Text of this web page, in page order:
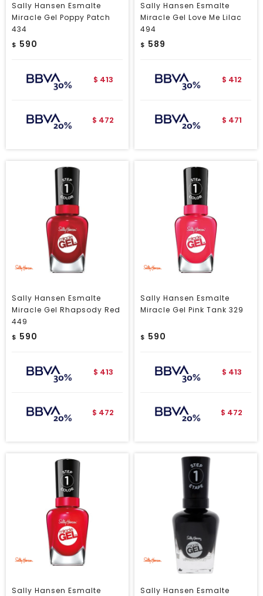
Sally Hansen Esmalte
Miracle Gel Poppy Patch
434
$ 590
$ 413
$ 472
Sally Hansen Esmalte
Miracle Gel Love Me Lilac
494
$ 589
$ 412
$ 471
Sally Hansen Esmalte
Miracle Gel Rhapsody Red
449
$ 590
$ 413
$ 472
Sally Hansen Esmalte
Miracle Gel Pink Tank 329
$ 590
$ 413
$ 472
Sally Hansen Esmalte
Sally Hansen Esmalte